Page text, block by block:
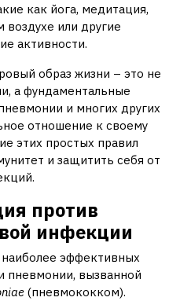
как йога, медитация,
воздухе или другие
активности.
образ жизни – это не
а фундаментальные
и многих других
отношение к своему
этих простых правил
и защитить себя от
против
инфекции
эффективных
пневмонии, вызванной
(пневмококком).